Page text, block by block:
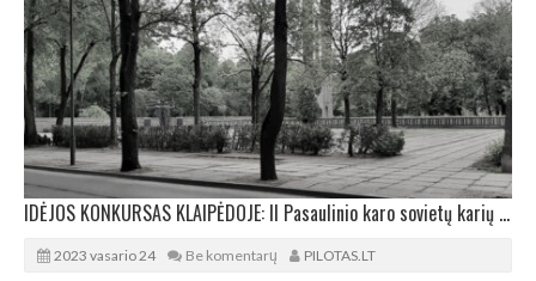
IDĖJOS KONKURSAS KLAIPĖDOJE: II Pasaulinio karo sovietų karių palaidojimo pertvarkymas
2023 vasario 24 Be komentarų PILOTAS.LT